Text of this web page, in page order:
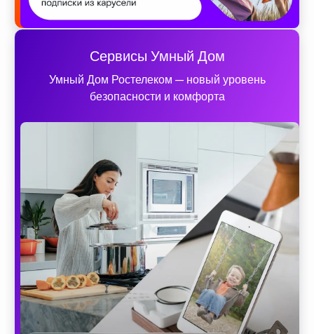
Сервисы Умный Дом
Умный Дом Ростелеком — новый уровень
безопасности и комфорта